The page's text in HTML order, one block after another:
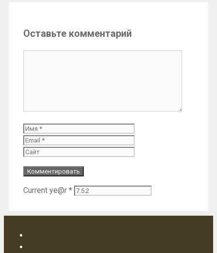
Оставьте комментарий
Имя
Current ye@r *